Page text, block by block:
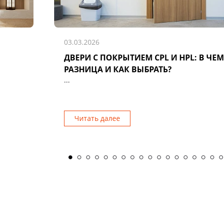
03.03.2026
ДВЕРИ С ПОКРЫТИЕМ CPL И HPL: В ЧЕМ
РАЗНИЦА И КАК ВЫБРАТЬ?
...
Читать далее